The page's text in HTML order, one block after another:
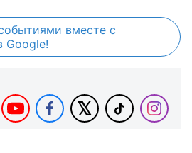
вместе с
Google!